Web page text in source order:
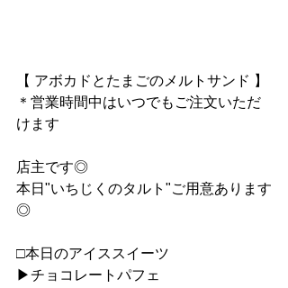
【 アボカドとたまごのメルトサンド 】
＊営業時間中はいつでもご注文いただ
けます
店主です◎
本日"いちじくのタルト"ご用意あります
◎
□本日のアイススイーツ
▶︎チョコレートパフェ